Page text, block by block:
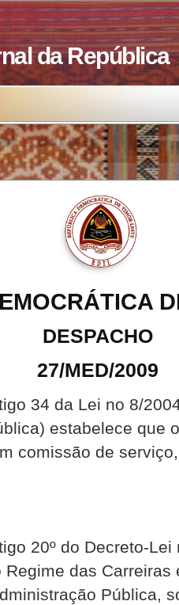
da República
DESPACHO
27/MED/2009
34 da Lei no 8/
estabelece que
comissão de
20º do Decreto-Lei
das Carreiras
Pública,